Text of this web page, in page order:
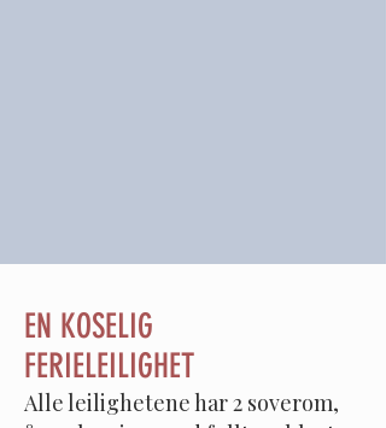
EN KOSELIG
FERIELEILIGHET
Alle leilighetene har 2 soverom,